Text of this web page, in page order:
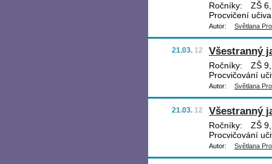
Ročníky:
ZŠ
Procvičení
Autor: Světlana
21.03. 12 Všestranný
Ročníky:
ZŠ
Procvičování
Autor: Světlana
21.03. 12 Všestranný
Ročníky:
ZŠ
Procvičování
Autor: Světlana